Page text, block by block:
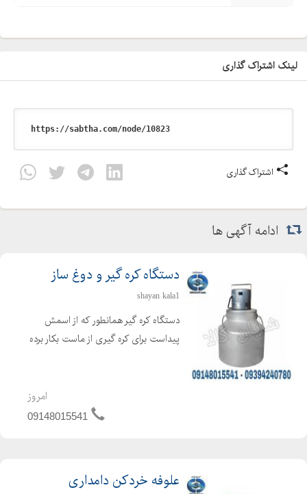
لینک اشتراک گذاری
اشتراک گذاری
ادامه آگهی ها
دستگاه کره گیر و دوغ ساز
shayan kala1
دستگاه کره گیر همانطور که از اسمش
پیداست برای کره گیری از ماست بکار برده
مخلوط شده و بحال...
امروز
09148015541
علوفه خردکن دامداری